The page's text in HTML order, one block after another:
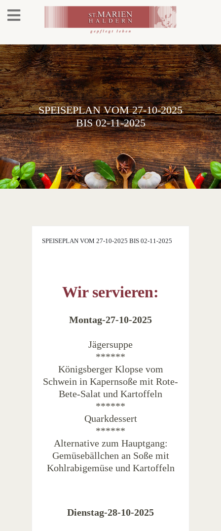
SPEISEPLAN VOM 27-10-2025
BIS 02-11-2025
SPEISEPLAN VOM 27-10-2025 BIS 02-11-2025
Wir servieren:
Montag-27-10-2025
Jägersuppe
******
Königsberger Klopse vom
Schwein in Kapernsoße mit Rote-
Bete-Salat und Kartoffeln
******
Quarkdessert
******
Alternative zum Hauptgang:
Gemüsebällchen an Soße mit
Kohlrabigemüse und Kartoffeln
Dienstag-28-10-2025